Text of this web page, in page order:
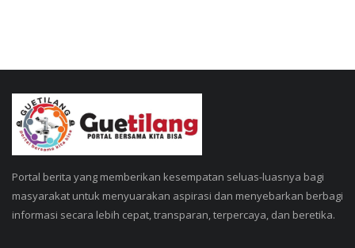
Portal berita yang memberikan kesempatan seluas-luasnya bagi
masyarakat untuk menyuarakan aspirasi dan menyebarkan berbagi
informasi secara lebih cepat, transparan, terpercaya, dan beretika.